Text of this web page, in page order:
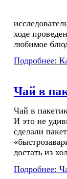
ходе
любимое
Подробнее:
Чай в
Чай в
И это не
сделали
достать из
Подробнее: